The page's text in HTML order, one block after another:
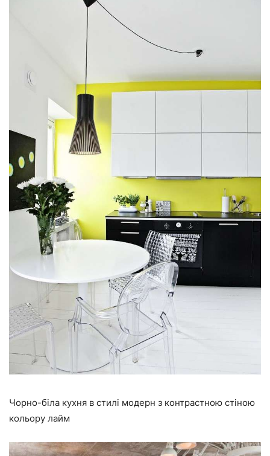
Чорно-біла кухня в стилі модерн з контрастною стіною
кольору лайм